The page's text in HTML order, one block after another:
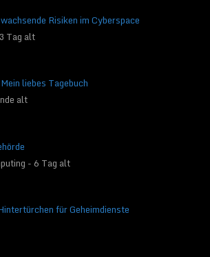
Risiken im Cyberspace
Tag alt
liebes Tagebuch
alt
- 6 Tag alt
für Geheimdienste